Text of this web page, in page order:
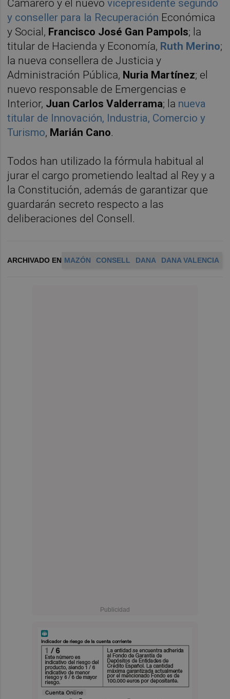
Camarero y el nuevovicepresidente segundo
y conseller para la Recuperación Económica
y Social, Francisco José Gan Pampols; la
titular de Hacienda y Economía, Ruth Merino;
la nueva consellera de Justicia y
Administración Pública, Nuria Martínez; el
nuevo responsable de Emergencias e
Interior, Juan Carlos Valderrama; la nueva
titular de Innovación, Industria, Comercio y
Turismo, Marián Cano.
Todos han utilizado la fórmula habitual al
jurar el cargo prometiendo lealtad al Rey y a
la Constitución, además de garantizar que
guardarán secreto respecto a las
deliberaciones del Consell.
ARCHIVADO EN MAZÓN CONSELL DANA DANA VALENCIA